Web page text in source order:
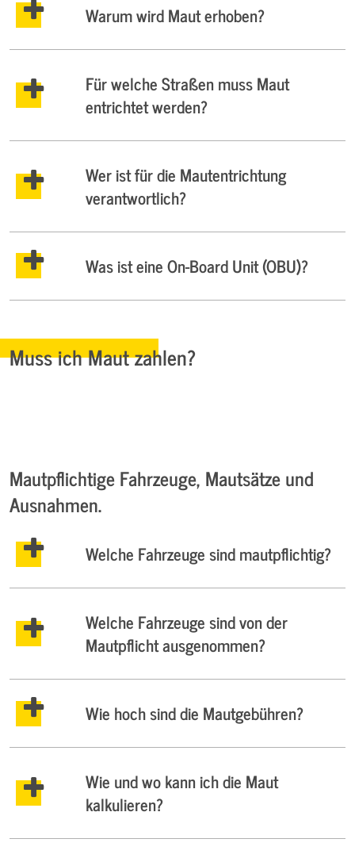
Warum wird Maut erhoben?
Für welche Straßen muss Maut
entrichtet werden?
Wer ist für die Mautentrichtung
verantwortlich?
Was ist eine On-Board Unit (OBU)?
Muss ich Maut zahlen?
Mautpflichtige Fahrzeuge, Mautsätze und
Ausnahmen.
Welche Fahrzeuge sind mautpflichtig?
Welche Fahrzeuge sind von der
Mautpflicht ausgenommen?
Wie hoch sind die Mautgebühren?
Wie und wo kann ich die Maut
kalkulieren?